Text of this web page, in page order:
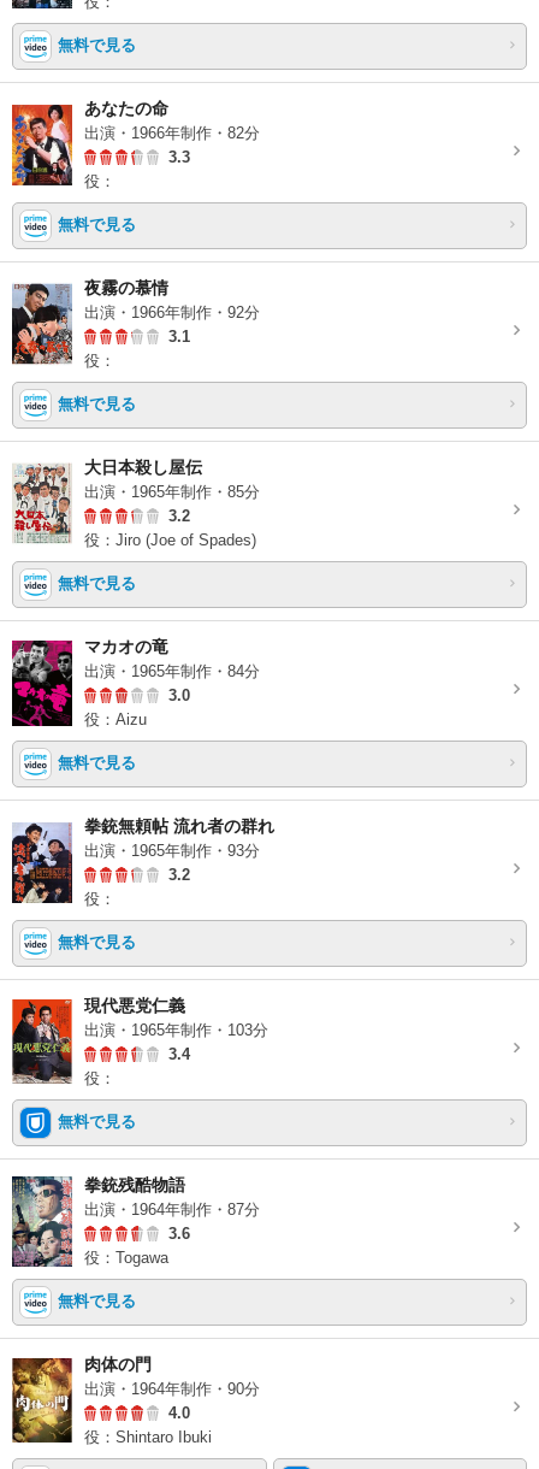
無料で見る
あなたの命
出演・1966年制作・82分
3.3
役：
無料で見る
夜霧の慕情
出演・1966年制作・92分
3.1
役：
無料で見る
大日本殺し屋伝
出演・1965年制作・85分
3.2
役：Jiro (Joe of Spades)
無料で見る
マカオの竜
出演・1965年制作・84分
3.0
役：Aizu
無料で見る
拳銃無頼帖 流れ者の群れ
出演・1965年制作・93分
3.2
役：
無料で見る
現代悪党仁義
出演・1965年制作・103分
3.4
役：
無料で見る
拳銃残酷物語
出演・1964年制作・87分
3.6
役：Togawa
無料で見る
肉体の門
出演・1964年制作・90分
4.0
役：Shintaro Ibuki